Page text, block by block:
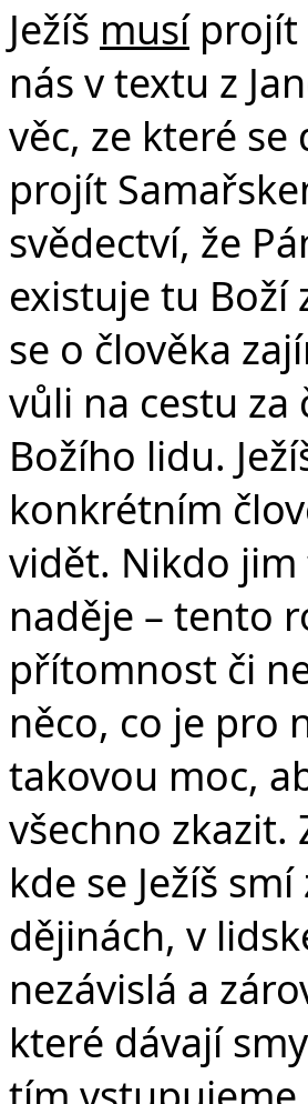
Ježíš musíprojít
nás v textu z
věc, ze které se
projít
svědectví, že
existuje tu Boží
se o člověka
vůli na cestu za
Božího lidu.
konkrétním
vidět. Nikdo jim
naděje – tento
přítomnost či
něco, co je pro
takovou moc,
všechno zkazit.
kde se Ježíš
dějinách, v
nezávislá a
které dávají